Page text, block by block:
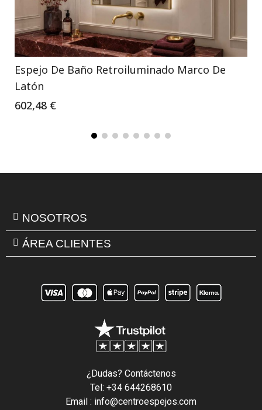
Espejo De Baño Retroiluminado Marco De
Latón
602,48 €
NOSOTROS
ÁREA CLIENTES
¿Dudas? Contáctenos
Tel: +34 644268610
Email : info@centroespejos.com